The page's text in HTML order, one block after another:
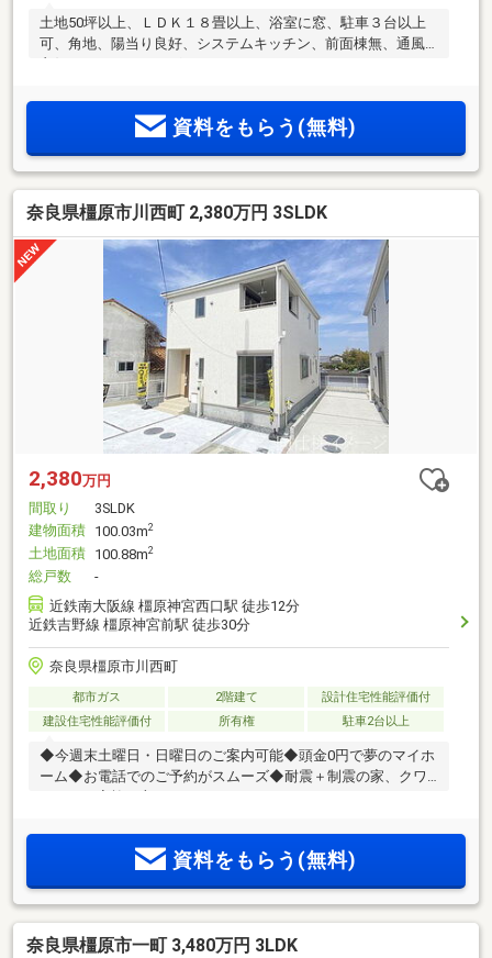
土地50坪以上、ＬＤＫ１８畳以上、浴室に窓、駐車３台以上
可、角地、陽当り良好、システムキッチン、前面棟無、通風
良好、ＩＨクッキングヒーター
資料をもらう(無料)
奈良県橿原市川西町 2,380万円 3SLDK
2,380万円
間取り
3SLDK
建物面積 100.03m2
土地面積 100.88m2
総戸数
-
近鉄南大阪線 橿原神宮西口駅 徒歩12分
近鉄吉野線 橿原神宮前駅 徒歩30分
奈良県橿原市川西町
都市ガス 2階建て
設計住宅性能評価付
建設住宅性能評価付
所有権 駐車2台以上
◆今週末土曜日・日曜日のご案内可能◆頭金0円で夢のマイホ
ーム◆お電話でのご予約がスムーズ◆耐震＋制震の家、クワ
資料をもらう(無料)
奈良県橿原市一町 3,480万円 3LDK